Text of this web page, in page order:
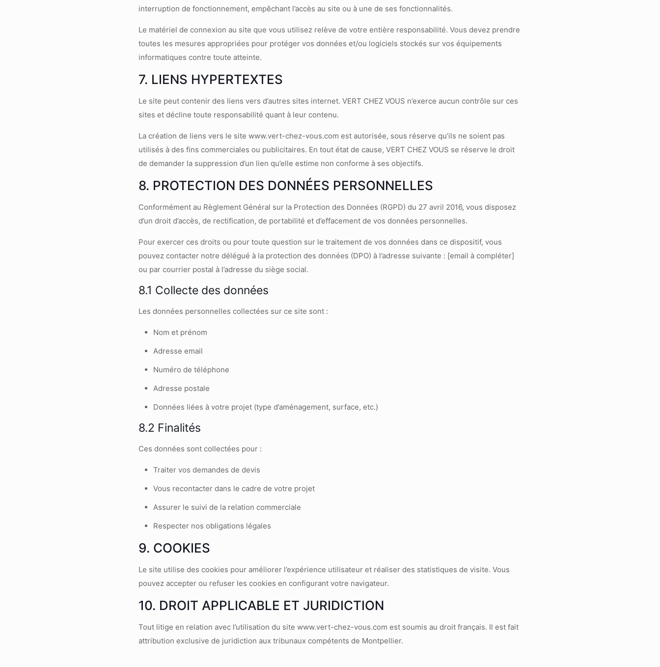
interruption de fonctionnement, empêchant l’accès au site ou à une de ses fonctionnalités.
Le matériel de connexion au site que vous utilisez relève de votre entière responsabilité. Vous devez prendre
toutes les mesures appropriées pour protéger vos données et/ou logiciels stockés sur vos équipements
informatiques contre toute atteinte.
7. LIENS HYPERTEXTES
Le site peut contenir des liens vers d’autres sites internet. VERT CHEZ VOUS n’exerce aucun contrôle sur ces
sites et décline toute responsabilité quant à leur contenu.
La création de liens vers le site www.vert-chez-vous.com est autorisée, sous réserve qu’ils ne soient pas
utilisés à des fins commerciales ou publicitaires. En tout état de cause, VERT CHEZ VOUS se réserve le droit
de demander la suppression d’un lien qu’elle estime non conforme à ses objectifs.
8. PROTECTION DES DONNÉES PERSONNELLES
Conformément au Règlement Général sur la Protection des Données (RGPD) du 27 avril 2016, vous disposez
d’un droit d’accès, de rectification, de portabilité et d’effacement de vos données personnelles.
Pour exercer ces droits ou pour toute question sur le traitement de vos données dans ce dispositif, vous
pouvez contacter notre délégué à la protection des données (DPO) à l’adresse suivante : [email à compléter]
ou par courrier postal à l’adresse du siège social.
8.1 Collecte des données
Les données personnelles collectées sur ce site sont :
Nom et prénom
Adresse email
Numéro de téléphone
Adresse postale
Données liées à votre projet (type d’aménagement, surface, etc.)
8.2 Finalités
Ces données sont collectées pour :
Traiter vos demandes de devis
Vous recontacter dans le cadre de votre projet
Assurer le suivi de la relation commerciale
Respecter nos obligations légales
9. COOKIES
Le site utilise des cookies pour améliorer l’expérience utilisateur et réaliser des statistiques de visite. Vous
pouvez accepter ou refuser les cookies en configurant votre navigateur.
10. DROIT APPLICABLE ET JURIDICTION
Tout litige en relation avec l’utilisation du site www.vert-chez-vous.com est soumis au droit français. Il est fait
attribution exclusive de juridiction aux tribunaux compétents de Montpellier.